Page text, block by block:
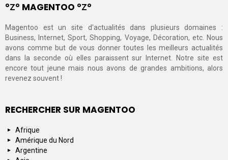
°Ζ° MAGENTOO °Ζ°
Magentoo est un site d'actualités dans plusieurs domaines :
Business, Internet, Sport, Shopping, Voyage, Décoration, etc. Nous
avons comme but de vous donner toutes les meilleurs actualités
dans la seconde où elles paraissent sur Internet. Notre site est
encore tout jeune mais nous avons de grandes ambitions, alors
revenez souvent !
RECHERCHER SUR MAGENTOO
Afrique
Amérique du Nord
Argentine